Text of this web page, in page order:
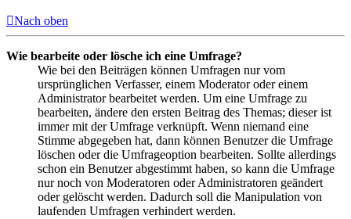
Nach oben
Wie bearbeite oder lösche ich eine Umfrage?
Wie bei den Beiträgen können Umfragen nur vom
ursprünglichen Verfasser, einem Moderator oder einem
Administrator bearbeitet werden. Um eine Umfrage zu
bearbeiten, ändere den ersten Beitrag des Themas; dieser ist
immer mit der Umfrage verknüpft. Wenn niemand eine
Stimme abgegeben hat, dann können Benutzer die Umfrage
löschen oder die Umfrageoption bearbeiten. Sollte allerdings
schon ein Benutzer abgestimmt haben, so kann die Umfrage
nur noch von Moderatoren oder Administratoren geändert
oder gelöscht werden. Dadurch soll die Manipulation von
laufenden Umfragen verhindert werden.